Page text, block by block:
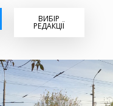
ВИБІР
РЕДАКЦІЇ